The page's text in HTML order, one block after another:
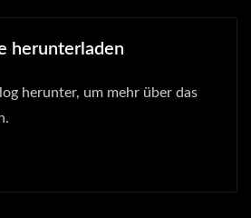
herunterladen
herunter, um mehr über das